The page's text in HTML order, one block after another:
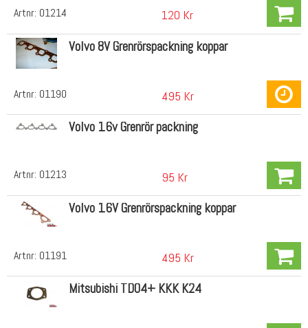
Artnr: 01214 120 Kr
Artnr: 01190
Volvo 8V Grenrörspackning koppar
495 Kr
Artnr: 01213
Volvo 16v Grenrör packning
95 Kr
Artnr: 01191
Volvo 16V Grenrörspackning koppar
495 Kr
Mitsubishi TD04+ KKK K24